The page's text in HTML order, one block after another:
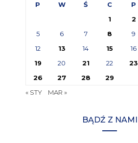
P W Ś C P
1
2
5
6 7 8 9
12
13 14 15 16
19
20 21 22 23
26
27 28
29
« STY
MAR »
BĄDŹ Z NAMI